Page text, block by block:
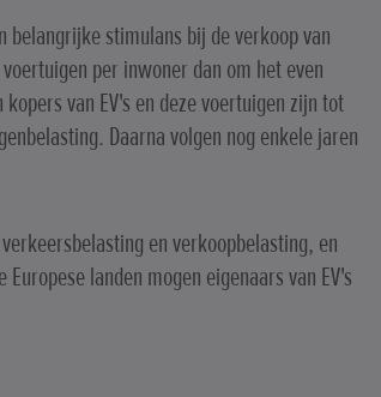
belangrijke stimulans bij de verkoop van
per inwoner dan om het even
van EV's en deze voertuigen zijn tot
Daarna volgen nog enkele jaren
en verkoopbelasting, en
landen mogen eigenaars van EV's